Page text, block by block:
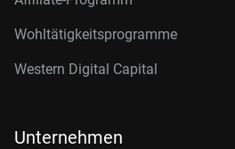
Wohltätigkeitsprogramme
Western Digital Capital
Unternehmen